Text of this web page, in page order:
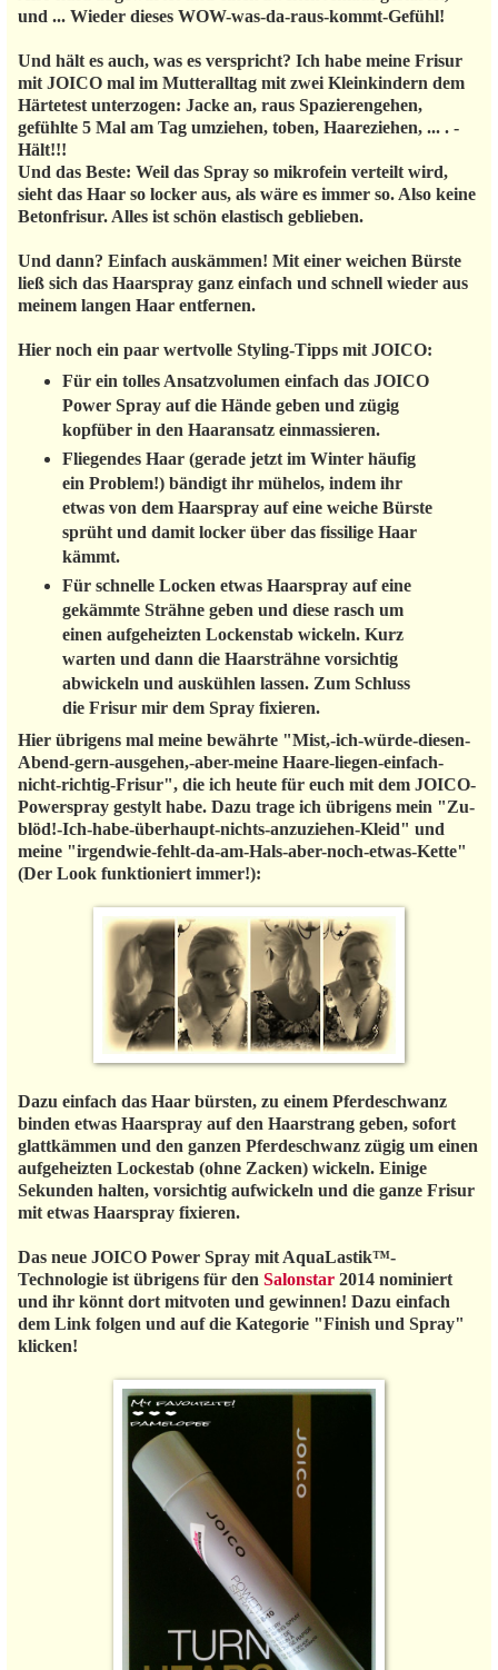
und ... Wieder dieses WOW-was-da-raus-kommt-Gefühl!
Und hält es auch, was es verspricht? Ich habe meine Frisur
mit JOICO mal im Mutteralltag mit zwei Kleinkindern dem
Härtetest unterzogen: Jacke an, raus Spazierengehen,
gefühlte 5 Mal am Tag umziehen, toben, Haareziehen, ... . -
Hält!!!
Und das Beste: Weil das Spray so mikrofein verteilt wird,
sieht das Haar so locker aus, als wäre es immer so. Also keine
Betonfrisur. Alles ist schön elastisch geblieben.
Und dann? Einfach auskämmen! Mit einer weichen Bürste
ließ sich das Haarspray ganz einfach und schnell wieder aus
meinem langen Haar entfernen.
Hier noch ein paar wertvolle Styling-Tipps mit JOICO:
Für ein tolles Ansatzvolumen einfach das JOICO
Power Spray auf die Hände geben und zügig
kopfüber in den Haaransatz einmassieren.
Fliegendes Haar (gerade jetzt im Winter häufig
ein Problem!) bändigt ihr mühelos, indem ihr
etwas von dem Haarspray auf eine weiche Bürste
sprüht und damit locker über das fissilige Haar
kämmt.
Für schnelle Locken etwas Haarspray auf eine
gekämmte Strähne geben und diese rasch um
einen aufgeheizten Lockenstab wickeln. Kurz
warten und dann die Haarsträhne vorsichtig
abwickeln und auskühlen lassen. Zum Schluss
die Frisur mir dem Spray fixieren.
Hier übrigens mal meine bewährte "Mist,-ich-würde-diesen-
Abend-gern-ausgehen,-aber-meine Haare-liegen-einfach-
nicht-richtig-Frisur", die ich heute für euch mit dem JOICO-
Powerspray gestylt habe. Dazu trage ich übrigens mein "Zu-
blöd!-Ich-habe-überhaupt-nichts-anzuziehen-Kleid" und
meine "irgendwie-fehlt-da-am-Hals-aber-noch-etwas-Kette"
(Der Look funktioniert immer!):
Dazu einfach das Haar bürsten, zu einem Pferdeschwanz
binden etwas Haarspray auf den Haarstrang geben, sofort
glattkämmen und den ganzen Pferdeschwanz zügig um einen
aufgeheizten Lockestab (ohne Zacken) wickeln. Einige
Sekunden halten, vorsichtig aufwickeln und die ganze Frisur
mit etwas Haarspray fixieren.
Das neue JOICO Power Spray mit AquaLastik™-
Technologie ist übrigens für den Salonstar 2014 nominiert
und ihr könnt dort mitvoten und gewinnen! Dazu einfach
dem Link folgen und auf die Kategorie "Finish und Spray"
klicken!